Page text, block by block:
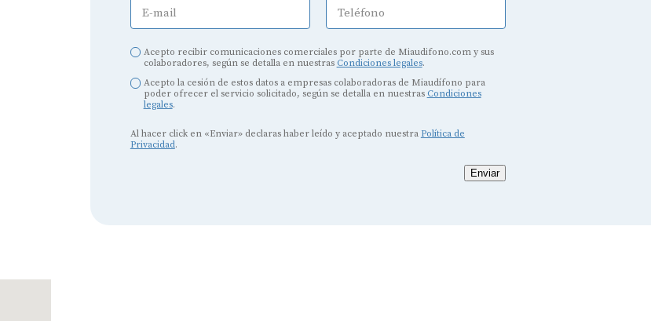
E-mail Teléfono
Acepto recibir comunicaciones comerciales por parte de Miaudifono.com y sus
colaboradores, según se detalla en nuestras Condiciones legales.
Acepto la cesión de estos datos a empresas colaboradoras de Miaudífono para
poder ofrecer el servicio solicitado, según se detalla en nuestras Condiciones
legales.
Al hacer click en «Enviar» declaras haber leído y aceptado nuestra Política de
Privacidad.
Enviar
Audífonos
Mejores marcas de audífonos
Tipos de audífonos para la sordera
Audífonos baratos
Audífonos potentes